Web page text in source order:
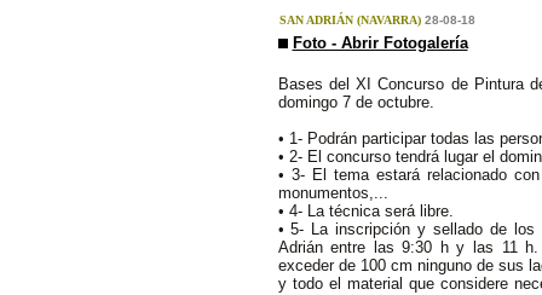
SAN ADRIÁN (NAVARRA) 28-08-18
Foto - Abrir Fotogalería
Bases del XI Concurso de Pintura
domingo 7 de octubre.
• 1- Podrán participar todas las
• 2- El concurso tendrá lugar el
• 3- El tema estará relacionado
monumentos,...
• 4- La técnica será libre.
• 5- La inscripción y sellado de
Adrián entre las 9:30 h y las 11
exceder de 100 cm ninguno de sus
y todo el material que considere